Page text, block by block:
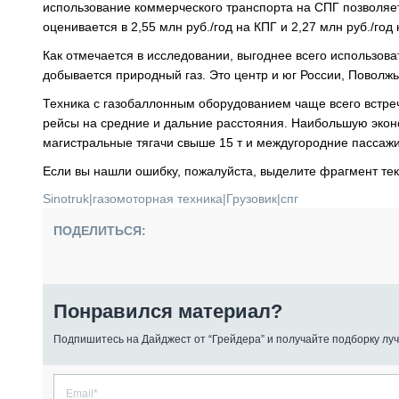
использование коммерческого транспорта на СПГ
оценивается в 2,55 млн руб./год на КПГ и 2,27 млн руб./год
Как отмечается в исследовании, выгоднее всего
добывается природный газ. Это центр и юг России,
Техника с газобаллонным оборудованием чаще всего
рейсы на средние и дальние расстояния. Наибольшую
магистральные тягачи свыше 15 т и междугородние
Если вы нашли ошибку, пожалуйста, выделите фрагмент
Sinotruk|газомоторная техника|Грузовик|спг
ПОДЕЛИТЬСЯ:
Понравился материал?
Подпишитесь на Дайджест от “Грейдера” и получайте подборку